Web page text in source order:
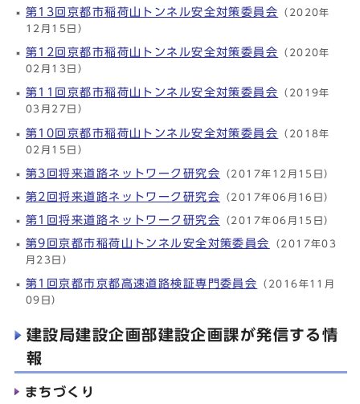
第13回京都市稲荷山トンネル安全対策委員会
（2020年
12月15日）
第12回京都市稲荷山トンネル安全対策委員会
（2020年
02月13日）
第11回京都市稲荷山トンネル安全対策委員会
（2019年
03月27日）
第10回京都市稲荷山トンネル安全対策委員会
（2018年
02月15日）
第3回将来道路ネットワーク研究会 （2017年12月15日）
第2回将来道路ネットワーク研究会 （2017年06月16日）
第1回将来道路ネットワーク研究会 （2017年06月15日）
第9回京都市稲荷山トンネル安全対策委員会 （2017年03
月23日）
第1回京都市京都高速道路検証専門委員会
（2016年11月
09日）
建設局建設企画部建設企画課が発信する情
報
まちづくり